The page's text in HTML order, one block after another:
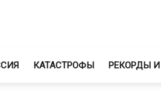
КАТАСТРОФЫ РЕКОРДЫ